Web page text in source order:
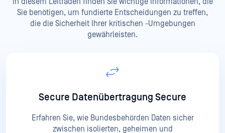
Sie benötigen, um fundierte Entscheidungen zu treffen,
die die Sicherheit Ihrer kritischen -Umgebungen
gewährleisten.
Secure Datenübertragung Secure
Erfahren Sie, wie Bundesbehörden Daten sicher
zwischen isolierten, geheimen und